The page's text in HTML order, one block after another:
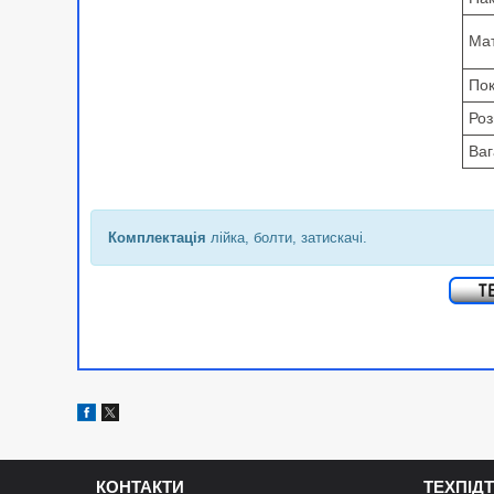
Комплектація лійка, болти, затискачі.
КОНТАКТИ